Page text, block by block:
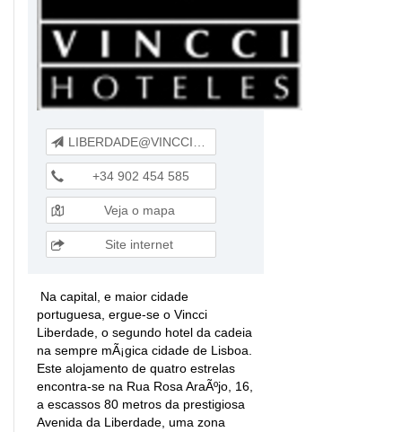
LIBERDADE@VINCCIHOTELES.COM
+34 902 454 585
Veja o mapa
Site internet
Na capital, e maior cidade
portuguesa, ergue-se o Vincci
Liberdade, o segundo hotel da cadeia
na sempre mÃ¡gica cidade de Lisboa.
Este alojamento de quatro estrelas
encontra-se na Rua Rosa AraÃºjo, 16,
a escassos 80 metros da prestigiosa
Avenida da Liberdade, uma zona